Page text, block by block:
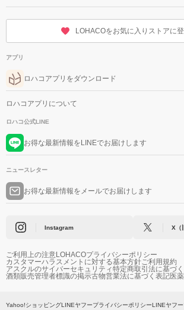
LOHACOをお気に入りストアに
アプリ
ロハコアプリをダウンロード
ロハコアプリについて
ロハコ公式LINE
お得な最新情報をLINEでお届けします
ニュースレター
お得な最新情報をメールでお届けします
Instagram X（
ご利用上の注意LOHACOプライバシーポリシー
カスタマーハラスメントに対する基本方針ご利用規約
アスクルのサイバーセキュリティ特定商取引法に基づ
酒類販売管理者標識の掲示古物営業法に基づく表記医
Yahoo!ショッピングLINEヤフープライバシーポリシーLINEヤフ